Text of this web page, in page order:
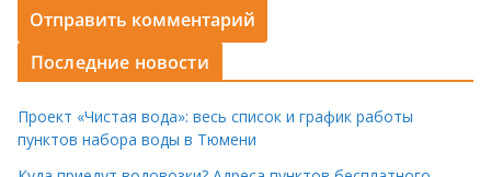
Последние новости
Проект «Чистая вода»: весь список и график работы
пунктов набора воды в Тюмени